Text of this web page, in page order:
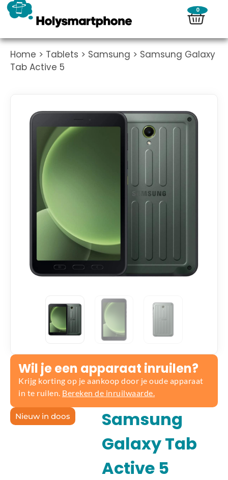
0
Home > Tablets > Samsung > Samsung Galaxy
Tab Active 5
Wil je een apparaat inruilen?
Krijg korting op je aankoop door je oude apparaat
in te ruilen. Bereken de inruilwaarde.
Nieuw in doos
Samsung
Galaxy Tab
Active 5